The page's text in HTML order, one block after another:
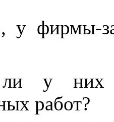
у фирмы-
у них
работ?